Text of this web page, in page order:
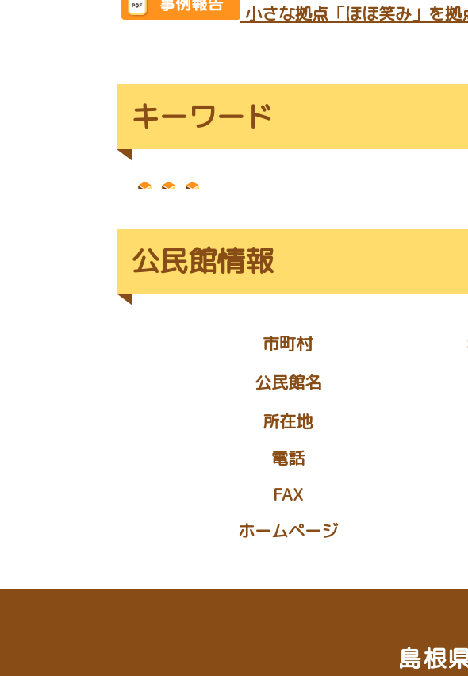
小さな拠点「ほほ笑み」を
キーワード
公民館情報
市町村
公民館名
所在地
電話
FAX
ホームページ
島根